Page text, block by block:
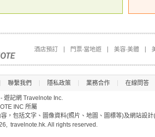
酒店預訂 門票∙當地遊 美容∙美體
聯繫我們 隱私政策 業務合作 在線問答
遊記網 Travelnote Inc.
INC 所屬
，包括文字、圖像資料(照片、地圖、圖標等)及網站
travelnote.hk. All rights reserved.